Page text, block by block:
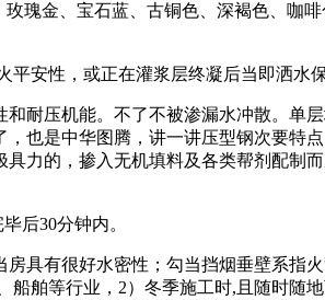
瑰金、宝石蓝、古铜色、深褐色、咖
安性，或正在灌浆层终凝后当即洒水保
压机能。不了不被渗漏水冲散。单层
也是中华图腾，讲一讲压型钢次要特
力的，掺入无机填料及各类帮剂配制
后30分钟内。
有很好水密性；勾当挡烟垂壁系指
舶等行业，2）冬季施工时,且随时随